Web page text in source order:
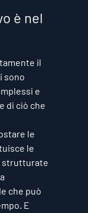
è nel
il
sono
e
di ciò che
le
le
strutturate
che può
E